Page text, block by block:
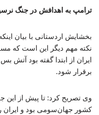
ترامپ به اهدافش در جنگ
بخشایش اردستانی با بیان
نکته مهم دیگر این است که
ایران از ابتدا گفته بود آتش
برقرار شود.
وی تصریح کرد: تا پیش از این